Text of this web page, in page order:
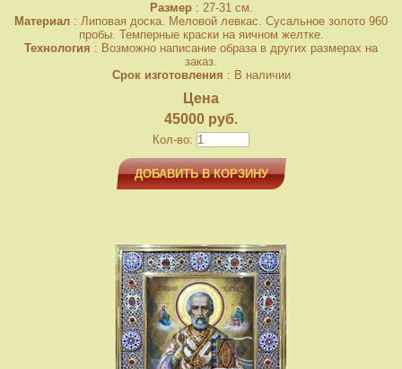
Размер: 27-31 см.
Материал : Липовая доска. Меловой левкас. Сусальное золото 960
пробы. Темперные краски на яичном желтке.
Технология : Возможно написание образа в других размерах на
заказ.
Срок изготовления : В наличии
Цена
45000 руб.
Кол-во:
ДОБАВИТЬ В КОРЗИНУ